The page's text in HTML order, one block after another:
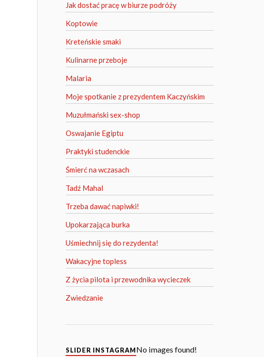
Jak dostać pracę w biurze podróży
Koptowie
Kreteńskie smaki
Kulinarne przeboje
Malaria
Moje spotkanie z prezydentem Kaczyńskim
Muzułmański sex-shop
Oswajanie Egiptu
Praktyki studenckie
Śmierć na wczasach
Tadź Mahal
Trzeba dawać napiwki!
Upokarzająca burka
Uśmiechnij się do rezydenta!
Wakacyjne topless
Z życia pilota i przewodnika wycieczek
Zwiedzanie
SLIDER INSTAGRAM No images found!